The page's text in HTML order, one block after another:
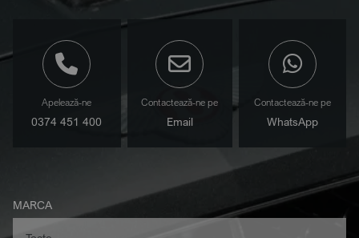
Apelează-ne
0374 451 400
Contactează-ne pe
Email
Contactează-ne pe
WhatsApp
MARCA